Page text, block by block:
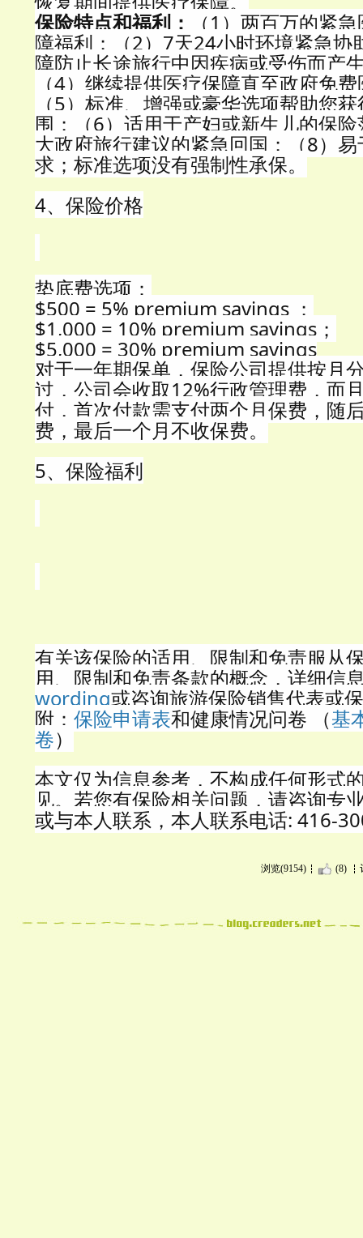
保险特点和福利： （1）两百万的紧
障福利；（2）7天24小时环境紧急协
障防止长途旅行中因疾病或受伤而产
（4）继续提供医疗保障直至政府免
（5）标准、增强或豪华选项帮助您
围；（6）适用于产妇或新生儿的保
大政府旅行建议的紧急回国；（8）
求；标准选项没有强制性承保。
4、保险价格
垫底费选项：
$500 = 5% premium savings ；
$1,000 = 10% premium savings；
$5,000 = 30% premium savings
对于一年期保单，保险公司提供按月
过，公司会收取12%行政管理费，而
付，首次付款需支付两个月保费，随
费，最后一个月不收保费。
5、保险福利
有关该保险的适用、限制和免责服从
用、限制和免责条款的概念，详细信
wording或咨询旅游保险销售代表或
附： 保险申请表和健康情况问卷 （基
卷）
本文仅为信息参考，不构成任何形式
见。若您有保险相关问题，请咨询专
或与本人联系，本人联系电话: 416-
浏览(9154) (8)